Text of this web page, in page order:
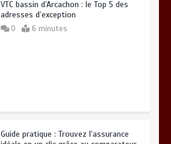
Guide pratique : Trouvez l’assurance
idéale en un clic grâce au comparateur